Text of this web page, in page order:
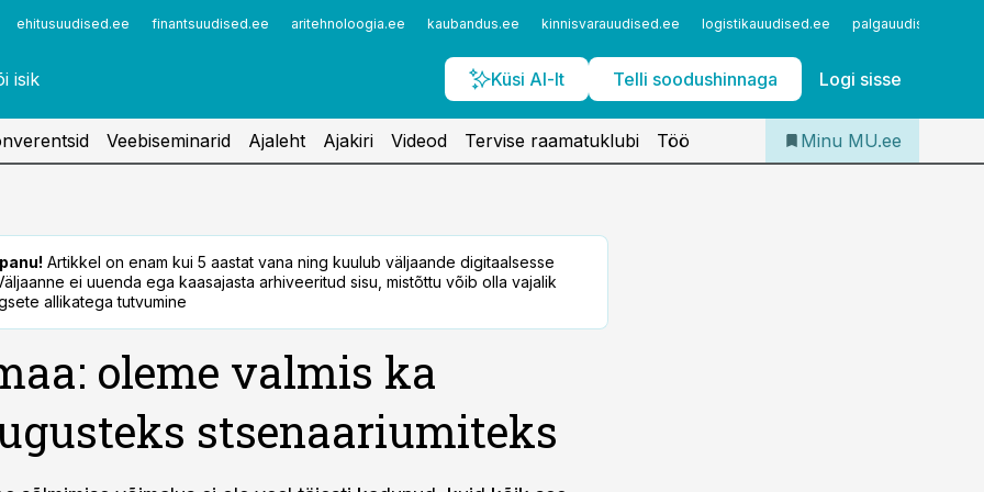
ehitusuudised.ee finantsuudised.ee aritehnoloogia.ee kaubandus.ee kinnisvarauudised.ee logistikauudised.ee palgauudised.ee
Küsi AI-lt Telli soodushinnaga Logi sisse
Iseteenindus
Telli Meditsiiniuudised
Veebiseminarid Ajaleht Ajakiri Videod Tervise raamatuklubi Töö Minu MU.ee
Artikkel on enam kui 5 aastat vana ning kuulub väljaande digitaalsesse
ei uuenda ega kaasajasta arhiveeritud sisu, mistõttu võib olla vajalik
allikatega tutvumine
oleme valmis ka
stsenaariumiteks